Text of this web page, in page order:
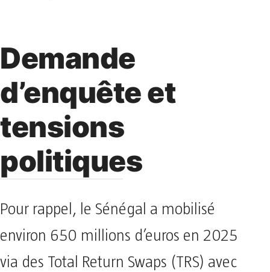
Demande
d’enquête et
tensions
politiques
Pour rappel, le Sénégal a mobilisé
environ 650 millions d’euros en 2025
via des Total Return Swaps (TRS) avec